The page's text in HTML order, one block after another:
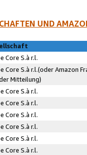
UND
Core S.à r.l.
Core S.à r.l.(oder Amazon
Mitteilung)
Core S.à r.l.
Core S.à r.l.
Core S.à r.l.
Core S.à r.l.
Core S.à r.l.
Core S.à r.l.